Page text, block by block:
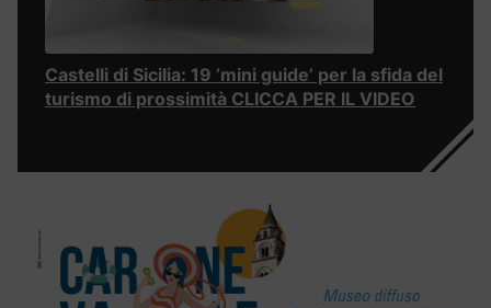
Castelli di Sicilia: 19 ‘mini guide’ per la sfida del
turismo di prossimità CLICCA PER IL VIDEO